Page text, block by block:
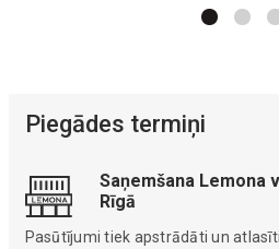
Piegādes termiņi
Saņemšana Lemona
Rīgā
Pasūtījumi tiek apstrādāti un